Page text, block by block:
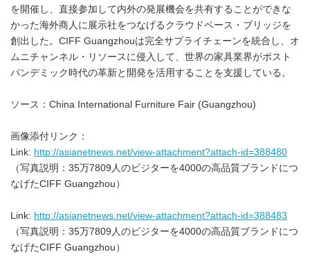
を開催し、直接参加して内外の発展機会を共有することができな
かった海外商人に展示社をつなげるクラウドベース・ブリッジを
創出した。CIFF Guangzhouは完全サプライチェーンを統合し、オ
ムニチャンネル・リソースに侵入して、世界の家具業界がポスト
パンデミック時代の革新と開発を活用することを支援している。
ソース：China International Furniture Fair (Guangzhou)
画像添付リンク：
Link: http://asianetnews.net/view-attachment?attach-id=388480
（写真説明：35万7809人のビジターを4000の高品質ブランドにつ
なげたCIFF Guangzhou）
Link: http://asianetnews.net/view-attachment?attach-id=388483
（写真説明：35万7809人のビジターを4000の高品質ブランドにつ
なげたCIFF Guangzhou）